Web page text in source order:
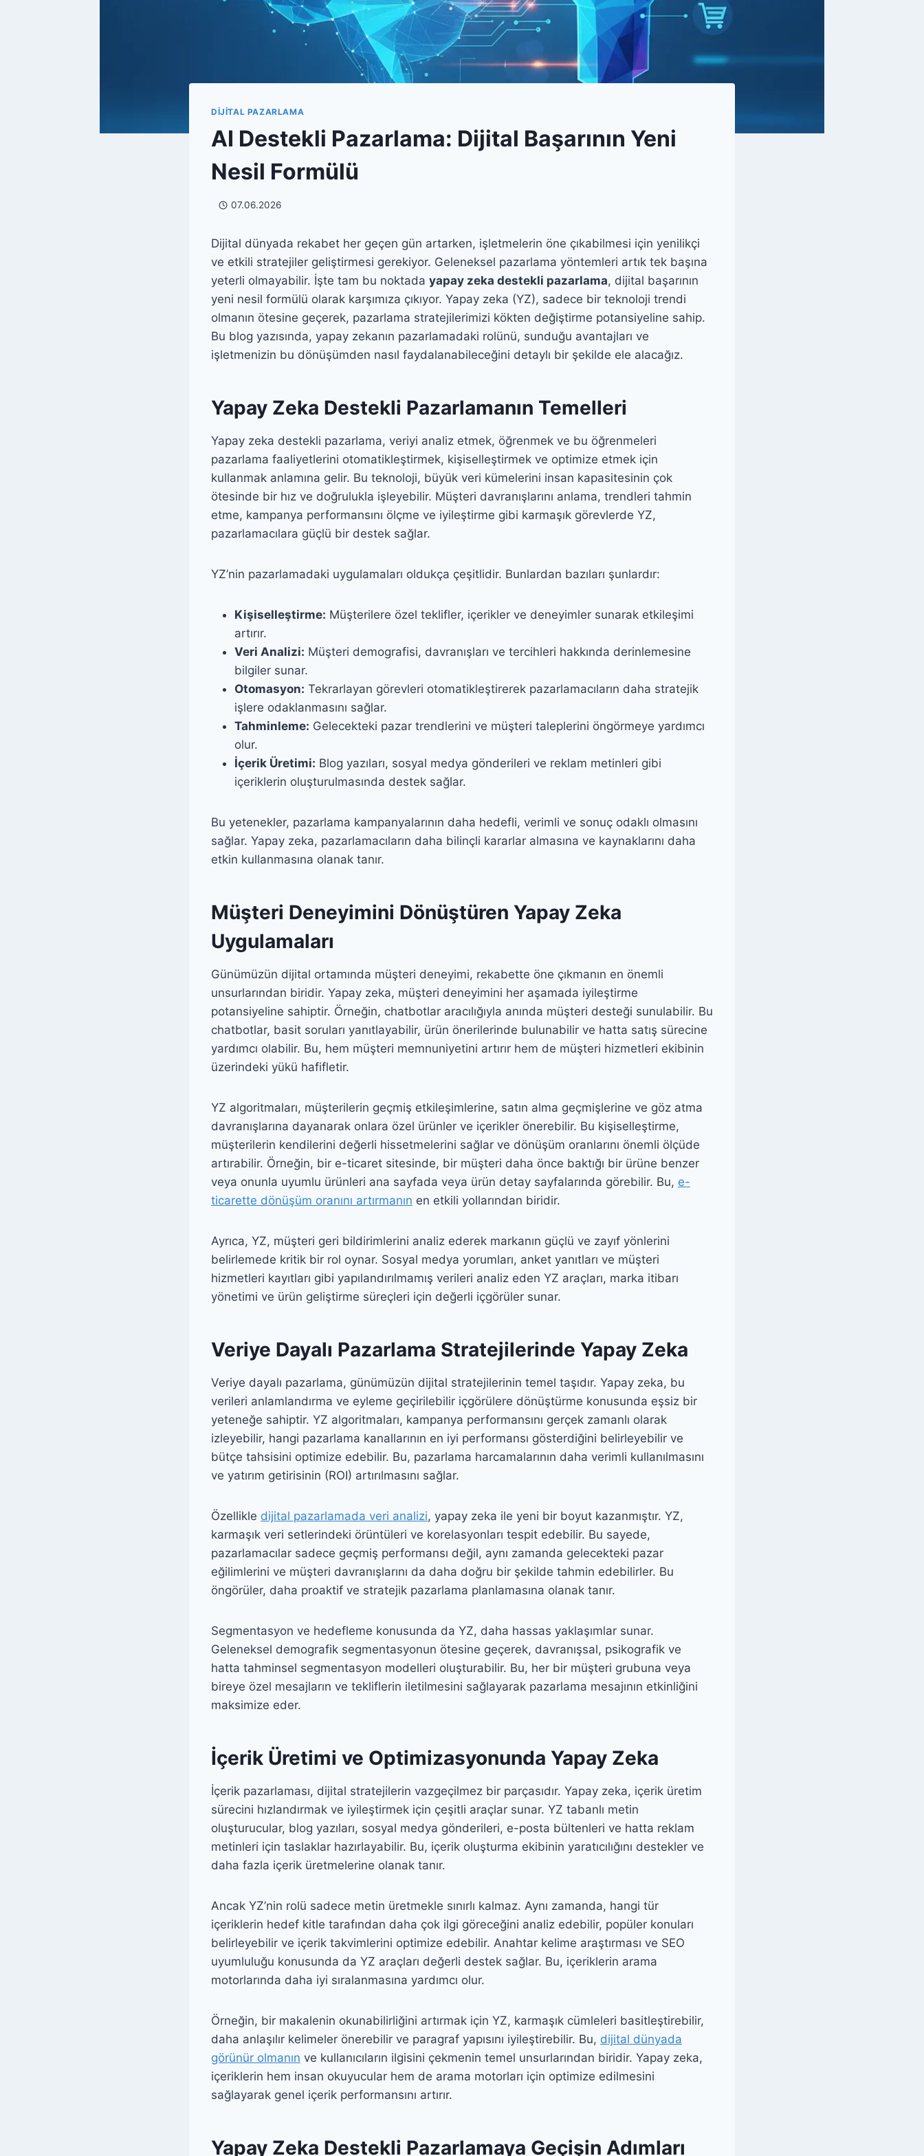
DIJITAL PAZARLAMA
AI Destekli Pazarlama: Dijital Başarının Yeni
Nesil Formülü
07.06.2026
Dijital dünyada rekabet her geçen gün artarken, işletmelerin öne çıkabilmesi için yenilikçi
ve etkili stratejiler geliştirmesi gerekiyor. Geleneksel pazarlama yöntemleri artık tek başına
yeterli olmayabilir. İşte tam bu noktada yapay zeka destekli pazarlama, dijital başarının
yeni nesil formülü olarak karşımıza çıkıyor. Yapay zeka (YZ), sadece bir teknoloji trendi
olmanın ötesine geçerek, pazarlama stratejilerimizi kökten değiştirme potansiyeline sahip.
Bu blog yazısında, yapay zekanın pazarlamadaki rolünü, sunduğu avantajları ve
işletmenizin bu dönüşümden nasıl faydalanabileceğini detaylı bir şekilde ele alacağız.
Yapay Zeka Destekli Pazarlamanın Temelleri
Yapay zeka destekli pazarlama, veriyi analiz etmek, öğrenmek ve bu öğrenmeleri
pazarlama faaliyetlerini otomatikleştirmek, kişiselleştirmek ve optimize etmek için
kullanmak anlamına gelir. Bu teknoloji, büyük veri kümelerini insan kapasitesinin çok
ötesinde bir hız ve doğrulukla işleyebilir. Müşteri davranışlarını anlama, trendleri tahmin
etme, kampanya performansını ölçme ve iyileştirme gibi karmaşık görevlerde YZ,
pazarlamacılara güçlü bir destek sağlar.
YZ’nin pazarlamadaki uygulamaları oldukça çeşitlidir. Bunlardan bazıları şunlardır:
Kişiselleştirme: Müşterilere özel teklifler, içerikler ve deneyimler sunarak etkileşimi
artırır.
Veri Analizi: Müşteri demografisi, davranışları ve tercihleri hakkında derinlemesine
bilgiler sunar.
Otomasyon: Tekrarlayan görevleri otomatikleştirerek pazarlamacıların daha stratejik
işlere odaklanmasını sağlar.
Tahminleme: Gelecekteki pazar trendlerini ve müşteri taleplerini öngörmeye yardımcı
olur.
İçerik Üretimi: Blog yazıları, sosyal medya gönderileri ve reklam metinleri gibi
içeriklerin oluşturulmasında destek sağlar.
Bu yetenekler, pazarlama kampanyalarının daha hedefli, verimli ve sonuç odaklı olmasını
sağlar. Yapay zeka, pazarlamacıların daha bilinçli kararlar almasına ve kaynaklarını daha
etkin kullanmasına olanak tanır.
Müşteri Deneyimini Dönüştüren Yapay Zeka
Uygulamaları
Günümüzün dijital ortamında müşteri deneyimi, rekabette öne çıkmanın en önemli
unsurlarından biridir. Yapay zeka, müşteri deneyimini her aşamada iyileştirme
potansiyeline sahiptir. Örneğin, chatbotlar aracılığıyla anında müşteri desteği sunulabilir. Bu
chatbotlar, basit soruları yanıtlayabilir, ürün önerilerinde bulunabilir ve hatta satış sürecine
yardımcı olabilir. Bu, hem müşteri memnuniyetini artırır hem de müşteri hizmetleri ekibinin
üzerindeki yükü hafifletir.
YZ algoritmaları, müşterilerin geçmiş etkileşimlerine, satın alma geçmişlerine ve göz atma
davranışlarına dayanarak onlara özel ürünler ve içerikler önerebilir. Bu kişiselleştirme,
müşterilerin kendilerini değerli hissetmelerini sağlar ve dönüşüm oranlarını önemli ölçüde
artırabilir. Örneğin, bir e-ticaret sitesinde, bir müşteri daha önce baktığı bir ürüne benzer
veya onunla uyumlu ürünleri ana sayfada veya ürün detay sayfalarında görebilir. Bu, e-
ticarette dönüşüm oranını artırmanın en etkili yollarından biridir.
Ayrıca, YZ, müşteri geri bildirimlerini analiz ederek markanın güçlü ve zayıf yönlerini
belirlemede kritik bir rol oynar. Sosyal medya yorumları, anket yanıtları ve müşteri
hizmetleri kayıtları gibi yapılandırılmamış verileri analiz eden YZ araçları, marka itibarı
yönetimi ve ürün geliştirme süreçleri için değerli içgörüler sunar.
Veriye Dayalı Pazarlama Stratejilerinde Yapay Zeka
Veriye dayalı pazarlama, günümüzün dijital stratejilerinin temel taşıdır. Yapay zeka, bu
verileri anlamlandırma ve eyleme geçirilebilir içgörülere dönüştürme konusunda eşsiz bir
yeteneğe sahiptir. YZ algoritmaları, kampanya performansını gerçek zamanlı olarak
izleyebilir, hangi pazarlama kanallarının en iyi performansı gösterdiğini belirleyebilir ve
bütçe tahsisini optimize edebilir. Bu, pazarlama harcamalarının daha verimli kullanılmasını
ve yatırım getirisinin (ROI) artırılmasını sağlar.
Özellikle dijital pazarlamada veri analizi, yapay zeka ile yeni bir boyut kazanmıştır. YZ,
karmaşık veri setlerindeki örüntüleri ve korelasyonları tespit edebilir. Bu sayede,
pazarlamacılar sadece geçmiş performansı değil, aynı zamanda gelecekteki pazar
eğilimlerini ve müşteri davranışlarını da daha doğru bir şekilde tahmin edebilirler. Bu
öngörüler, daha proaktif ve stratejik pazarlama planlamasına olanak tanır.
Segmentasyon ve hedefleme konusunda da YZ, daha hassas yaklaşımlar sunar.
Geleneksel demografik segmentasyonun ötesine geçerek, davranışsal, psikografik ve
hatta tahminsel segmentasyon modelleri oluşturabilir. Bu, her bir müşteri grubuna veya
bireye özel mesajların ve tekliflerin iletilmesini sağlayarak pazarlama mesajının etkinliğini
maksimize eder.
İçerik Üretimi ve Optimizasyonunda Yapay Zeka
İçerik pazarlaması, dijital stratejilerin vazgeçilmez bir parçasıdır. Yapay zeka, içerik üretim
sürecini hızlandırmak ve iyileştirmek için çeşitli araçlar sunar. YZ tabanlı metin
oluşturucular, blog yazıları, sosyal medya gönderileri, e-posta bültenleri ve hatta reklam
metinleri için taslaklar hazırlayabilir. Bu, içerik oluşturma ekibinin yaratıcılığını destekler ve
daha fazla içerik üretmelerine olanak tanır.
Ancak YZ’nin rolü sadece metin üretmekle sınırlı kalmaz. Aynı zamanda, hangi tür
içeriklerin hedef kitle tarafından daha çok ilgi göreceğini analiz edebilir, popüler konuları
belirleyebilir ve içerik takvimlerini optimize edebilir. Anahtar kelime araştırması ve SEO
uyumluluğu konusunda da YZ araçları değerli destek sağlar. Bu, içeriklerin arama
motorlarında daha iyi sıralanmasına yardımcı olur.
Örneğin, bir makalenin okunabilirliğini artırmak için YZ, karmaşık cümleleri basitleştirebilir,
daha anlaşılır kelimeler önerebilir ve paragraf yapısını iyileştirebilir. Bu, dijital dünyada
görünür olmanın ve kullanıcıların ilgisini çekmenin temel unsurlarından biridir. Yapay zeka,
içeriklerin hem insan okuyucular hem de arama motorları için optimize edilmesini
sağlayarak genel içerik performansını artırır.
Yapay Zeka Destekli Pazarlamaya Geçişin Adımları